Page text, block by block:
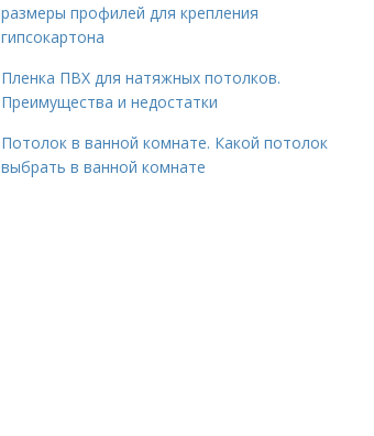
размеры профилей для крепления
гипсокартона
Пленка ПВХ для натяжных потолков.
Преимущества и недостатки
Потолок в ванной комнате. Какой потолок
выбрать в ванной комнате